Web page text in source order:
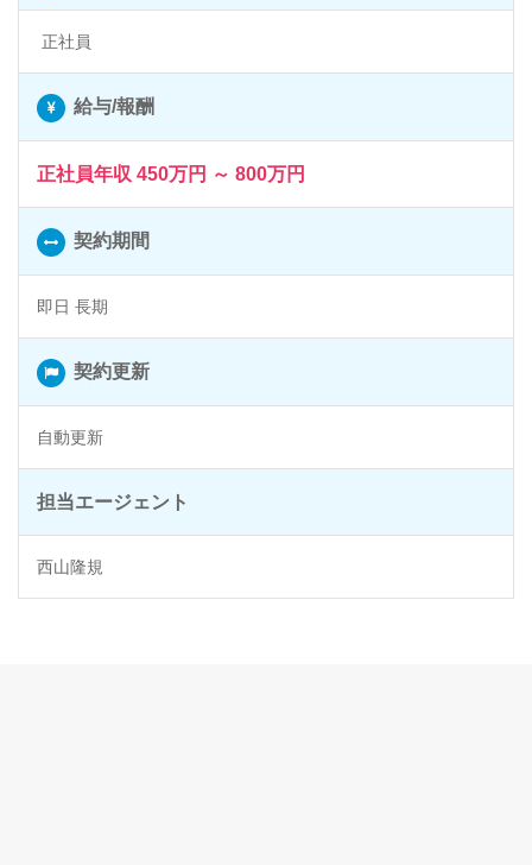
正社員
給与/報酬
正社員年収 450万円 ～ 800万円
契約期間
即日 長期
契約更新
自動更新
担当エージェント
西山隆規